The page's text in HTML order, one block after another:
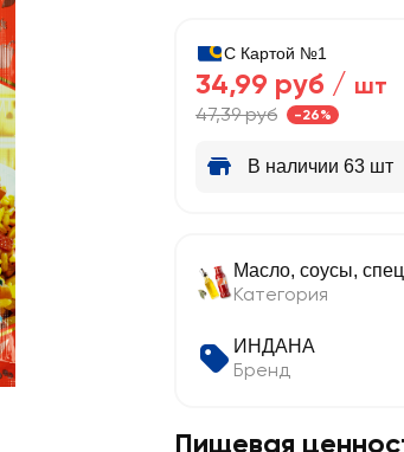
С Картой №1
34,99 руб / шт
47,39 руб -26%
В наличии 63 шт
Масло, соусы,
Категория
ИНДАНА
Бренд
Пищевая